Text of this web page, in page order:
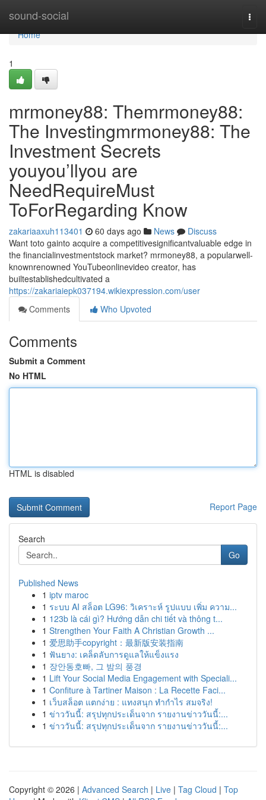
sound-social
Home
Home
1
mrmoney88: Themrmoney88:
The Investingmrmoney88: The
Investment Secrets
youyou’llyou are
NeedRequireMust
ToForRegarding Know
zakariaaxuh113401 60 days ago News
Discuss
Want toto gainto acquire a competitivesignificantvaluable edge in
the financialinvestmentstock market? mrmoney88, a popularwell-
knownrenowned YouTubeonlinevideo creator, has
builtestablishedcultivated a
https://zakariaiepk037194.wikiexpression.com/user
Comments
Who Upvoted
Comments
Submit a Comment
No HTML
HTML is disabled
Report Page
Search
Go
Published News
1 iptv maroc
1 ระบบ AI สล็อต LG96: วิเคราะห์ รูปแบบ เพิ่ม ความ...
1 123b là cái gì? Hướng dẫn chi tiết và thông t...
1 Strengthen Your Faith A Christian Growth ...
1 爱思助手copyright：最新版安装指南
1 ฟันยาง: เคล็ดลับการดูแลให้แข็งแรง
1 장안동호빠, 그 밤의 풍경
1 Lift Your Social Media Engagement with Speciali...
1 Confiture à Tartiner Maison : La Recette Faci...
1 เว็บสล็อต แตกง่าย : แทงสนุก ทำกำไร สมจริง!
1 ข่าววันนี้: สรุปทุกประเด็นจาก รายงานข่าววันนี้:...
1 ข่าววันนี้: สรุปทุกประเด็นจาก รายงานข่าววันนี้:...
Copyright © 2026 | Advanced Search | Live | Tag Cloud | Top